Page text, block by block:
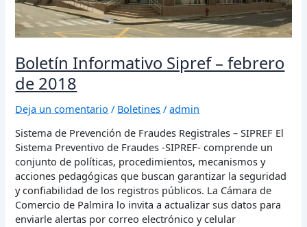
Boletín Informativo Sipref – febrero
de 2018
Deja un comentario / Boletines /admin
Sistema de Prevención de Fraudes Registrales – SIPREF El
Sistema Preventivo de Fraudes -SIPREF- comprende un
conjunto de políticas, procedimientos, mecanismos y
acciones pedagógicas que buscan garantizar la seguridad
y confiabilidad de los registros públicos. La Cámara de
Comercio de Palmira lo invita a actualizar sus datos para
enviarle alertas por correo electrónico y celular